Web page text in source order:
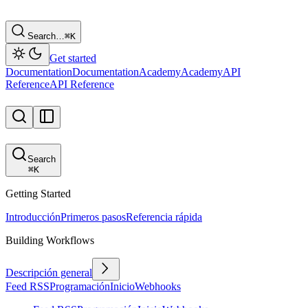
Search…⌘K
Get started
DocumentationDocumentationAcademyAcademyAPI
ReferenceAPI Reference
Search
⌘K
Getting Started
IntroducciónPrimeros pasosReferencia rápida
Building Workflows
Descripción general
Feed RSSProgramaciónInicioWebhooks